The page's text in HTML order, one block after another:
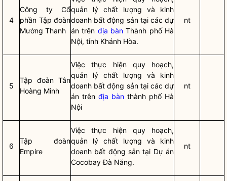
4
Công ty Cổ
phần Tập đoàn
Mường Thanh
quản lý chất lượng và kinh
doanh bất động sản tại các dự
án trên địa bàn Thành phố Hà
Nội, tỉnh Khánh Hòa.
nt
5
Tập đoàn Tân
Hoàng Minh
Việc thực hiện quy hoạch,
quản lý chất lượng và kinh
doanh bất động sản tại các dự
án trên địa bàn thành phố Hà
Nội
nt
6
Tập đoàn
Empire
Việc thực hiện quy hoạch,
quản lý chất lượng và kinh
doanh bất động sản tại Dự án
Cocobay Đà Nẵng.
nt